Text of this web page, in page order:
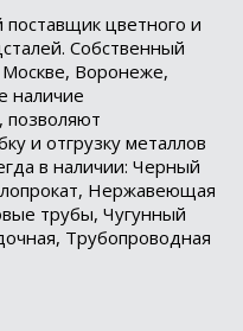
цветного и
Собственный
Воронеже,
наличие
и отгрузку металлов
в наличии: Черный
Нержавеющая
трубы, Чугунный
Трубопроводная